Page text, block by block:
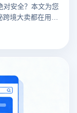
对安全？本文为您
境大卖都在用的
离与真实底层环
保姆级配置教